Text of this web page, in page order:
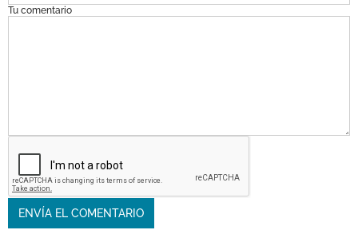
Tu comentario